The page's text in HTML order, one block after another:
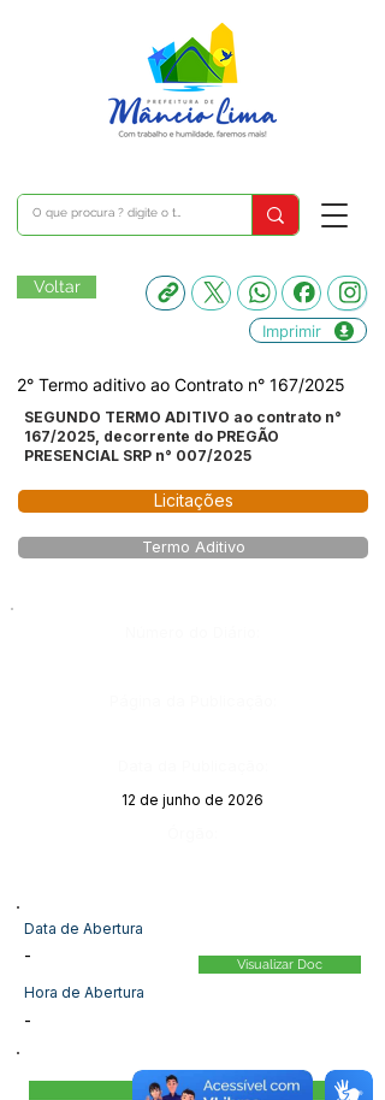
Voltar
Imprimir
2° Termo aditivo ao Contrato n° 167/2025
SEGUNDO TERMO ADITIVO ao contrato n°
167/2025, decorrente do PREGÃO
PRESENCIAL SRP n° 007/2025
Licitações
Termo Aditivo
12 de junho de 2026
Data de Abertura
-
Hora de Abertura
-
Visualizar Doc
Visualizar